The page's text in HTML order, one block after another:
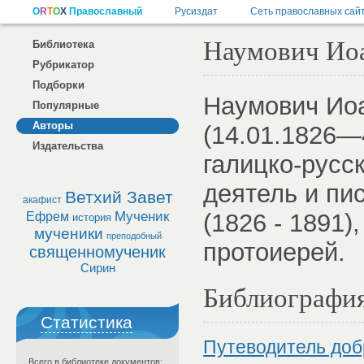
Библиотека
Рубрикатор
Подборки
Популярные
Авторы
Издательства
акафист Ветхий Завет
Ефрем история Мученик
мученики преподобный
священномученик
Сирин
Статистика
Всего в библиотеке документов:
Наумович
Наумович
галицко-
деятель и
(1826 -
протоиерей.
Путеводитель